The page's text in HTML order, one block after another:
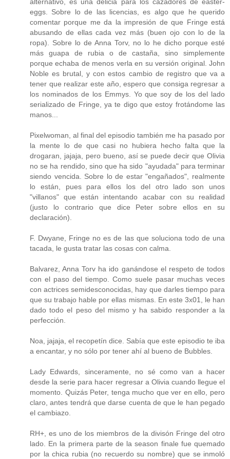
eggs. Sobre lo de las licencias, es algo que he querido
comentar porque me da la impresión de que Fringe está
abusando de ellas cada vez más (buen ojo con lo de la
ropa). Sobre lo de Anna Torv, no lo he dicho porque esté
más guapa de rubia o de castaña, sino simplemente
porque echaba de menos verla en su versión original. John
Noble es brutal, y con estos cambio de registro que va a
tener que realizar este año, espero que consiga regresar a
los nominados de los Emmys. Yo que soy de los del lado
serializado de Fringe, ya te digo que estoy frotándome las
manos...
Pixelwoman, al final del episodio también me ha pasado por
la mente lo de que casi no hubiera hecho falta que la
drogaran, jajaja, pero bueno, así se puede decir que Olivia
no se ha rendido, sino que ha sido "ayudada" para terminar
siendo vencida. Sobre lo de estar "engañados", realmente
lo están, pues para ellos los del otro lado son unos
"villanos" que están intentando acabar con su realidad
(justo lo contrario que dice Peter sobre ellos en su
declaración).
F. Dwyane, Fringe no es de las que soluciona todo de una
tacada, le gusta tratar las cosas con calma.
Balvarez, Anna Torv ha ido ganándose el respeto de todos
con el paso del tiempo. Como suele pasar muchas veces
con actrices semidesconocidas, hay que darles tiempo para
que su trabajo hable por ellas mismas. En este 3x01, le han
dado todo el peso del mismo y ha sabido responder a la
perfección.
Noa, jajaja, el recopetín dice. Sabía que este episodio te iba
a encantar, y no sólo por tener ahí al bueno de Bubbles.
Lady Edwards, sinceramente, no sé como van a hacer
desde la serie para hacer regresar a Olivia cuando llegue el
momento. Quizás Peter, tenga mucho que ver en ello, pero
claro, antes tendrá que darse cuenta de que le han pegado
el cambiazo.
RH+, es uno de los miembros de la divisón Fringe del otro
lado. En la primera parte de la season finale fue quemado
por la chica rubia (no recuerdo su nombre) que se inmoló